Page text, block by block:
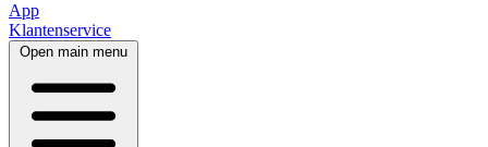
App
Klantenservice
Open main menu